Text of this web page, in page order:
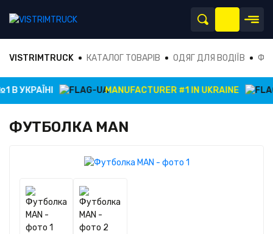
VISTRIMTRUCK КАТАЛОГ ТОВАРІВ ОДЯГ ДЛЯ ВОДІЇВ
УКРАЇНІ MANUFACTURER #1 IN UKRAINE
ФУТБОЛКА MAN